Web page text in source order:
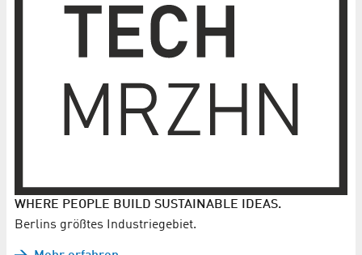
WHERE PEOPLE BUILD SUSTAINABLE IDEAS.
Berlins größtes Industriegebiet.